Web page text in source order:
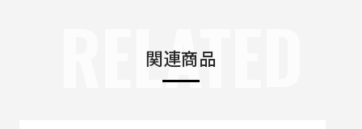
関連商品
RELATED